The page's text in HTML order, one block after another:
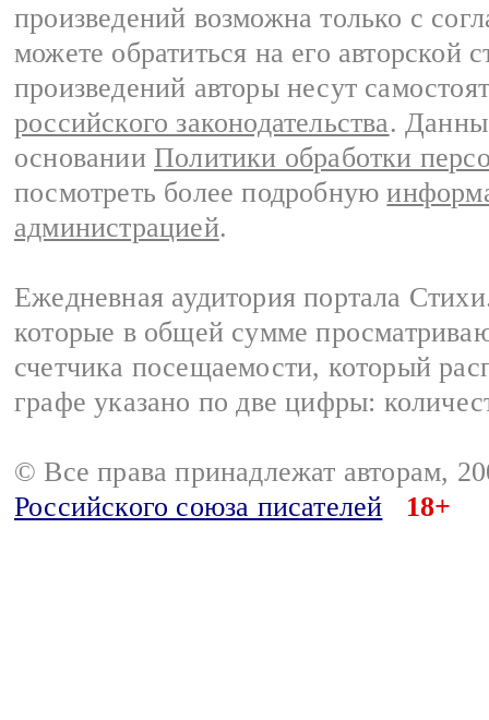
произведений возможна только с
можете обратиться на его авторской
произведений авторы несут
российского законодательства.
основании Политики обработки
посмотреть более подробную
администрацией.
Ежедневная аудитория портала
которые в общей сумме
счетчика посещаемости, который
графе указано по две цифры:
© Все права принадлежат авторам,
Российского союза писателей
18+